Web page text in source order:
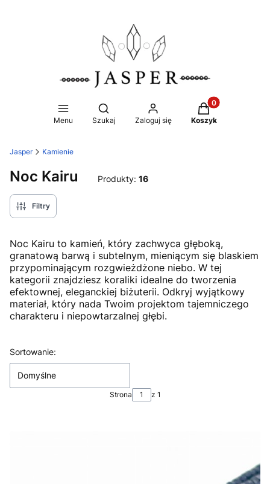
Menu
Otwórz wyszukiwarkę
Szukaj Zaloguj się
Produkty w
Koszyk
Jasper Kamienie
Noc Kairu Produkty: 16
Filtry
Noc Kairu to kamień, który zachwyca głęboką,
granatową barwą i subtelnym, mieniącym się blaskiem
przypominającym rozgwieżdżone niebo. W tej
kategorii znajdziesz koraliki idealne do tworzenia
efektownej, eleganckiej biżuterii. Odkryj wyjątkowy
materiał, który nada Twoim projektom tajemniczego
charakteru i niepowtarzalnej głębi.
Lista produktów
Sortowanie:
Domyślne
Strona z 1